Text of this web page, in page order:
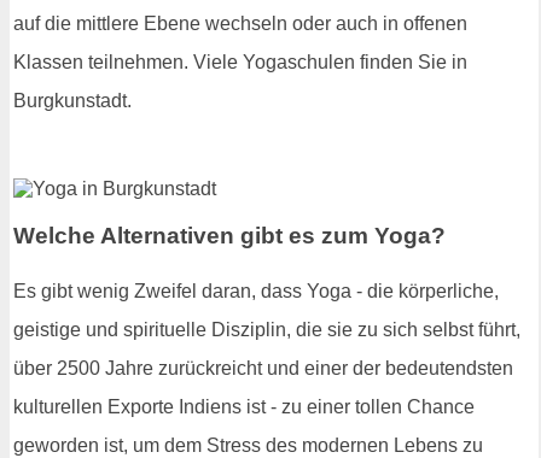
auf die mittlere Ebene wechseln oder auch in offenen
Klassen teilnehmen. Viele Yogaschulen finden Sie in
Burgkunstadt.
Welche Alternativen gibt es zum Yoga?
Es gibt wenig Zweifel daran, dass Yoga - die körperliche,
geistige und spirituelle Disziplin, die sie zu sich selbst führt,
über 2500 Jahre zurückreicht und einer der bedeutendsten
kulturellen Exporte Indiens ist - zu einer tollen Chance
geworden ist, um dem Stress des modernen Lebens zu